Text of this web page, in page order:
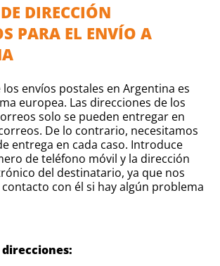
DIRECCIÓN
PARA EL ENVÍO A
envíos postales en Argentina es
europea. Las direcciones de los
solo se pueden entregar en
De lo contrario, necesitamos
entrega en cada caso. Introduce
de teléfono móvil y la dirección
del destinatario, ya que nos
con él si hay algún problema